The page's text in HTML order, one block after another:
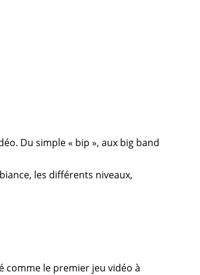
. Du simple « bip », aux big band
les différents niveaux,
comme le premier jeu vidéo à